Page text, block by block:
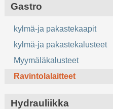
Gastro
kylmä-ja pakastekaapit
kylmä-ja pakastekalusteet
Myymäläkalusteet
Ravintolalaitteet
Hydrauliikka